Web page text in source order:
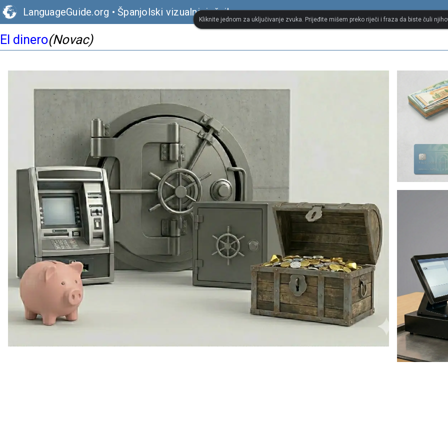
LanguageGuide.org • Španjolski vizualni rječnik
El dinero(Novac)
Kliknite jednom za uključivanje zvuka. Prijeđite mišem preko riječi i fraza da biste čuli